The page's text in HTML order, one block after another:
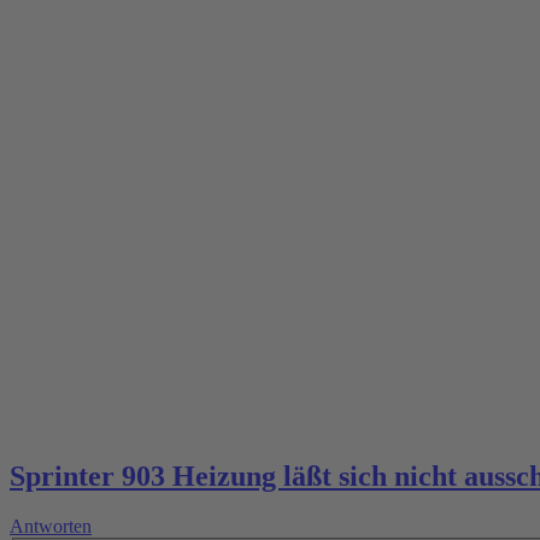
Sprinter 903 Heizung läßt sich nicht
Antworten